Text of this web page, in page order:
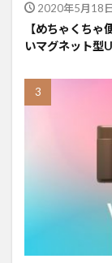
2020年5月18
【めちゃくち
いマグネット型